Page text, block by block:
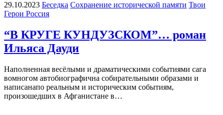
29.10.2023 Беседка Сохранение исторической памяти Твои
Герои Россия
“В КРУГЕ КУНДУЗСКОМ”… роман
Ильяса Дауди
Наполненная весёлыми и драматическими событиями сага
вомногом автобиографична собирательными образами и
написанапо реальным и историческим событиям,
произошедших в Афганистане в…